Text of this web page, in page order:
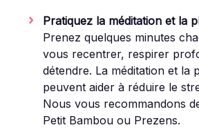
Pratiquez la méditation et la
Prenez quelques minutes
vous recentrer, respirer
détendre. La méditation et la
peuvent aider à réduire le
Nous vous recommandons
Petit Bambou ou Prezens.